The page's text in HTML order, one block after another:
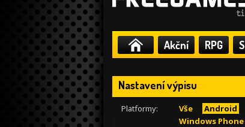
Akční RPG
Nastavení výpisu
Platformy: Vše Android
Windows Phone